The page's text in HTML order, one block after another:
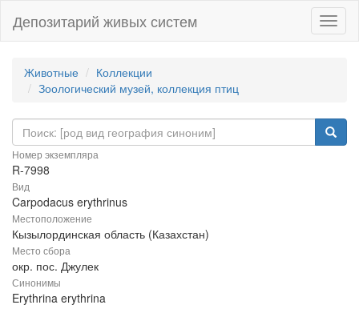
Депозитарий живых систем
Животные
Коллекции
Зоологический музей, коллекция птиц
Номер экземпляра
R-7998
Вид
Carpodacus erythrinus
Местоположение
Кызылординская область (Казахстан)
Место сбора
окр. пос. Джулек
Синонимы
Erythrina erythrina